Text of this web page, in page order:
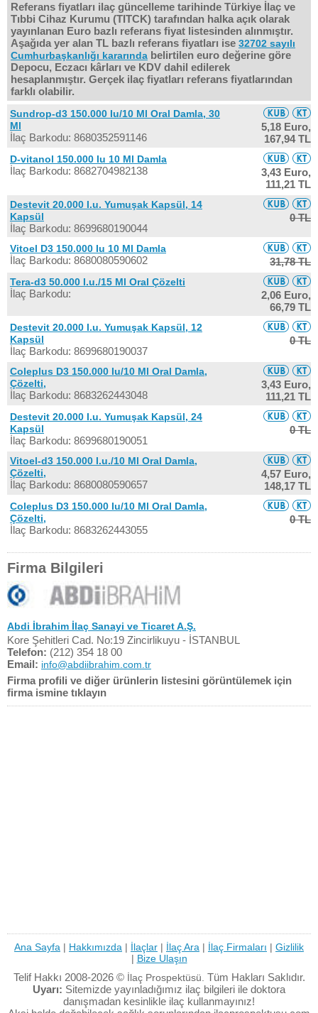
Referans fiyatları ilaç güncelleme tarihinde Türkiye İlaç ve
Tıbbi Cihaz Kurumu (TITCK) tarafından halka açık olarak
yayınlanan Euro bazlı referans fiyat listesinden alınmıştır.
Aşağıda yer alan TL bazlı referans fiyatları ise 32702 sayılı
Cumhurbaşkanlığı kararında belirtilen euro değerine göre
Depocu, Eczacı kârları ve KDV dahil edilerek
hesaplanmıştır. Gerçek ilaç fiyatları referans fiyatlarından
farklı olabilir.
Sundrop-d3 150.000 Iu/10 Ml Oral Damla, 30
Ml
İlaç Barkodu: 8680352591146
5,18 Euro,
167,94 TL
D-vitanol 150.000 Iu 10 Ml Damla
İlaç Barkodu: 8682704982138
3,43 Euro,
111,21 TL
Destevit 20.000 I.u. Yumuşak Kapsül, 14
Kapsül
İlaç Barkodu: 8699680190044
0 TL
Vitoel D3 150.000 Iu 10 Ml Damla
İlaç Barkodu: 8680080590602 31,78 TL
Tera-d3 50.000 I.u./15 Ml Oral Çözelti
İlaç Barkodu:
2,06 Euro,
66,79 TL
Destevit 20.000 I.u. Yumuşak Kapsül, 12
Kapsül
İlaç Barkodu: 8699680190037
0 TL
Coleplus D3 150.000 Iu/10 Ml Oral Damla,
Çözelti,
İlaç Barkodu: 8683262443048
3,43 Euro,
111,21 TL
Destevit 20.000 I.u. Yumuşak Kapsül, 24
Kapsül
İlaç Barkodu: 8699680190051
0 TL
Vitoel-d3 150.000 I.u./10 Ml Oral Damla,
Çözelti,
İlaç Barkodu: 8680080590657
4,57 Euro,
148,17 TL
Coleplus D3 150.000 Iu/10 Ml Oral Damla,
Çözelti,
İlaç Barkodu: 8683262443055
0 TL
Firma Bilgileri
Abdi İbrahim İlaç Sanayi ve Ticaret A.Ş.
Kore Şehitleri Cad. No:19 Zincirlikuyu - İSTANBUL
Telefon: (212) 354 18 00
Email: info@abdiibrahim.com.tr
Firma profili ve diğer ürünlerin listesini görüntülemek için
firma ismine tıklayın
Ana Sayfa | Hakkımızda | İlaçlar | İlaç Ara | İlaç Firmaları | Gizlilik
| Bize Ulaşın
Telif Hakkı 2008-2026 © İlaç Prospektüsü. Tüm Hakları Saklıdır.
Uyarı: Sitemizde yayınladığımız ilaç bilgileri ile doktora
danışmadan kesinlikle ilaç kullanmayınız!